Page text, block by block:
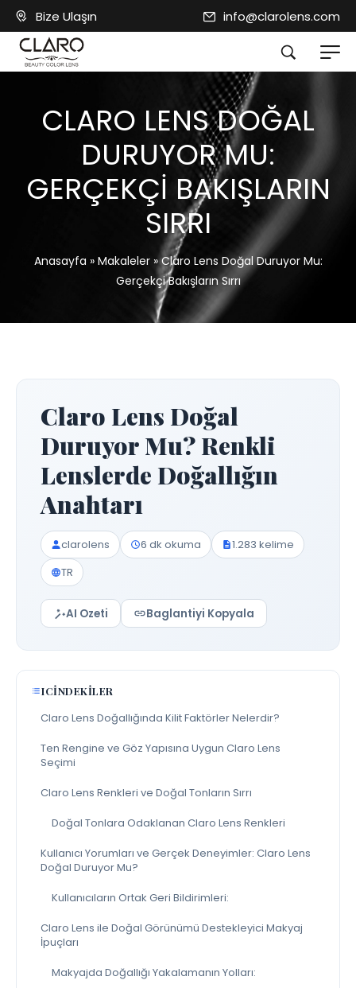
Bize Ulaşın info@clarolens.com
CLARO LENS DOĞAL
DURUYOR MU:
GERÇEKÇI BAKIŞLARIN
SIRRI
Anasayfa » Makaleler»Claro Lens Doğal Duruyor Mu:
Gerçekçi Bakışların Sırrı
Claro Lens Doğal
Duruyor Mu? Renkli
Lenslerde Doğallığın
Anahtarı
clarolens 6 dk okuma
1.283 kelime
TR
AI Ozeti Baglantiyi Kopyala
ICINDEKILER
Claro Lens Doğallığında Kilit Faktörler Nelerdir?
Ten Rengine ve Göz Yapısına Uygun Claro Lens
Seçimi
Claro Lens Renkleri ve Doğal Tonların Sırrı
Doğal Tonlara Odaklanan Claro Lens Renkleri
Kullanıcı Yorumları ve Gerçek Deneyimler: Claro Lens
Doğal Duruyor Mu?
Kullanıcıların Ortak Geri Bildirimleri:
Claro Lens ile Doğal Görünümü Destekleyici Makyaj
İpuçları
Makyajda Doğallığı Yakalamanın Yolları: